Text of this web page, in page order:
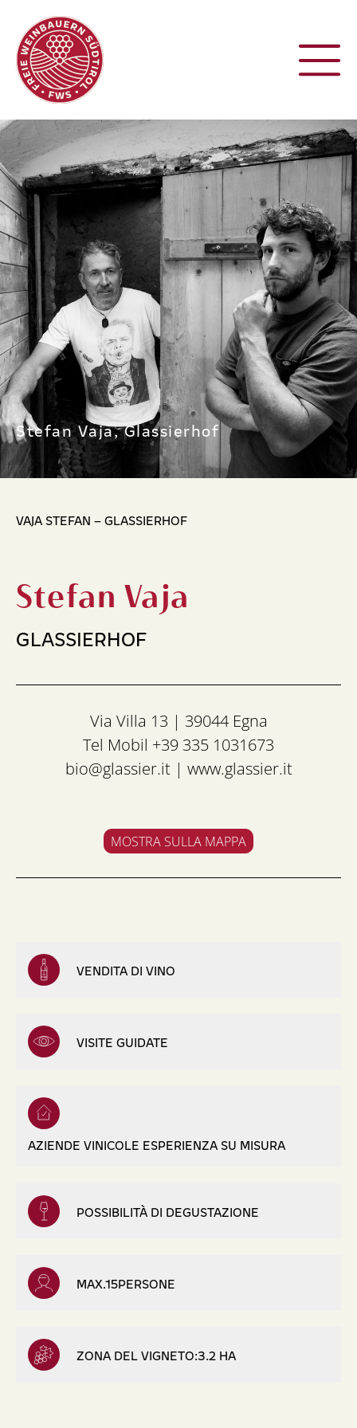
Stefan Vaja, Glassierhof
VAJA STEFAN – GLASSIERHOF
Stefan Vaja
GLASSIERHOF
Via Villa 13 | 39044 Egna
Tel Mobil +39 335 1031673
bio@glassier.it| www.glassier.it
MOSTRA SULLA MAPPA
VENDITA DI VINO
VISITE GUIDATE
AZIENDE VINICOLE ESPERIENZA SU MISURA
POSSIBILITÀ DI DEGUSTAZIONE
MAX.15PERSONE
ZONA DEL VIGNETO:3.2 HA